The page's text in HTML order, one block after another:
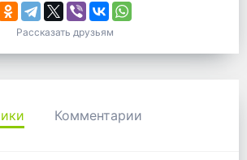
Рассказать друзьям
Комментарии